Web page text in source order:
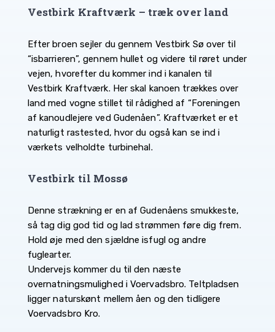
Vestbirk Kraftværk – træk over land
Efter broen sejler du gennem Vestbirk Sø over til
“isbarrieren”, gennem hullet og videre til røret under
vejen, hvorefter du kommer ind i kanalen til
Vestbirk Kraftværk. Her skal kanoen trækkes over
land med vogne stillet til rådighed af “Foreningen
af kanoudlejere ved Gudenåen”. Kraftværket er et
naturligt rastested, hvor du også kan se ind i
værkets velholdte turbinehal.
Vestbirk til Mossø
Denne strækning er en af Gudenåens smukkeste,
så tag dig god tid og lad strømmen føre dig frem.
Hold øje med den sjældne isfugl og andre
fuglearter.
Undervejs kommer du til den næste
overnatningsmulighed i Voervadsbro. Teltpladsen
ligger naturskønt mellem åen og den tidligere
Voervadsbro Kro.